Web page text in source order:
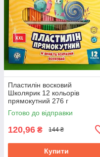
Пластилін восковий
Школярик 12 кольорів
прямокутний 276 г
Готово до відправки
120,96 ₴ 144 ₴
Купити